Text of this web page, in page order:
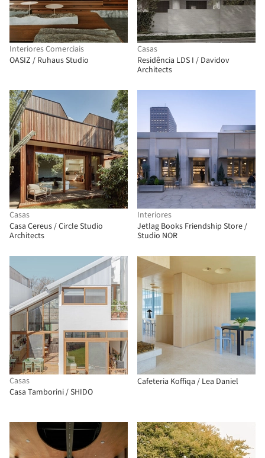
Interiores Comerciais
OASIZ / Ruhaus Studio
Casas
Residência LDS I / Davidov
Architects
Casas
Casa Cereus / Circle Studio
Architects
Interiores
Jetlag Books Friendship Store /
Studio NOR
Casas
Casa Tamborini / SHIDO
Cafeteria Koffiqa / Lea Daniel